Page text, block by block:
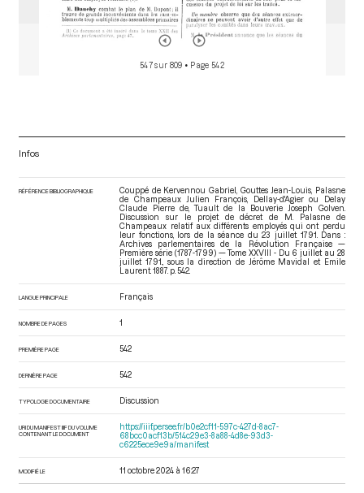
547 sur 809 • Page 542
Infos
RÉFÉRENCE BIBLIOGRAPHIQUE
Couppé de Kervennou Gabriel, Gouttes Jean-Louis, Palasne
de Champeaux Julien François, Dellay-d'Agier ou Delay
Claude Pierre de, Tuault de la Bouverie Joseph Golven.
Discussion sur le projet de décret de M. Palasne de
Champeaux relatif aux différents employés qui ont perdu
leur fonctions, lors de la séance du 23 juillet 1791. Dans :
Archives parlementaires de la Révolution Française —
Première série (1787-1799) — Tome XXVIII - Du 6 juillet au 28
juillet 1791.
, sous la direction de Jérôme Mavidal et Emile
Laurent. 1887. p. 542.
LANGUE PRINCIPALE Français
NOMBRE DE PAGES 1
PREMIÈRE PAGE 542
DERNIÈRE PAGE 542
TYPOLOGIE DOCUMENTAIRE Discussion
URI DU MANIFEST IIIF DU VOLUME
CONTENANT LE DOCUMENT
https://iiif.persee.fr/b0e2cf11-597c-427d-8ac7-
68bcc0acf13b/514c29e3-8a88-4d8e-93d3-
c6225ece9e9a/manifest
MODIFIÉ LE 11 octobre 2024 à 16:27